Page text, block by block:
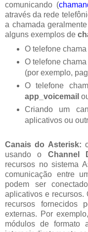
comunicando (
através da rede
a chamada
alguns exemplos de
O telefone
O telefone
(por exemplo,
O telefone
app_voicemail
Criando um
aplicativos ou
Canais do Asterisk:
usando o Channel
recursos no sistema
comunicação entre
podem ser
aplicativos e recursos.
recursos fornecidos
externas. Por
módulos de formato